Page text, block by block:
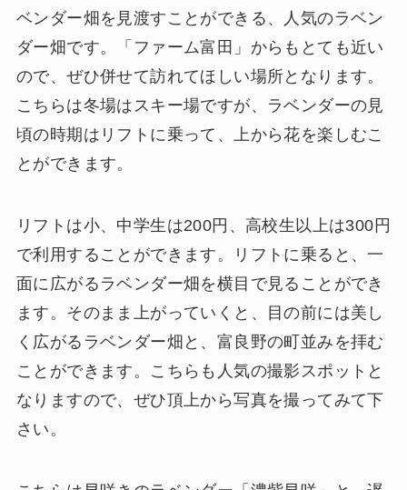
ベンダー畑を見渡すことができる、人気のラベン
ダー畑です。「ファーム富田」からもとても近い
ので、ぜひ併せて訪れてほしい場所となります。
こちらは冬場はスキー場ですが、ラベンダーの見
頃の時期はリフトに乗って、上から花を楽しむこ
とができます。
リフトは小、中学生は200円、高校生以上は300円
で利用することができます。リフトに乗ると、一
面に広がるラベンダー畑を横目で見ることができ
ます。そのまま上がっていくと、目の前には美し
く広がるラベンダー畑と、富良野の町並みを拝む
ことができます。こちらも人気の撮影スポットと
なりますので、ぜひ頂上から写真を撮ってみて下
さい。